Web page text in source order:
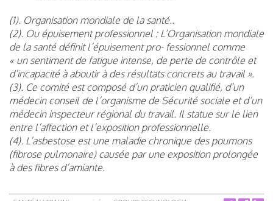
(1). Organisation mondiale de la santé..
(2). Ou épuisement professionnel : L’Organisation mondiale
de la santé définit l’épuisement pro- fessionnel comme
« un sentiment de fatigue intense, de perte de contrôle et
d’incapacité à aboutir à des résultats concrets au travail ».
(3). Ce comité est composé d’un praticien qualifié, d’un
médecin conseil de l’organisme de Sécurité sociale et d’un
médecin inspecteur régional du travail. Il statue sur le lien
entre l’affection et l’exposition professionnelle.
(4). L’asbestose est une maladie chronique des poumons
(fibrose pulmonaire) causée par une exposition prolongée
à des fibres d’amiante.